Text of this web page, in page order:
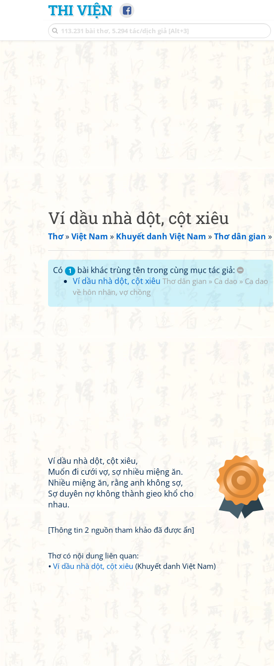
THI VIỆN
Ví dầu nhà dột, cột xiêu
Thơ»Việt Nam » Khuyết danh Việt Nam »Thơ dân gian »
Có 1
bài khác trùng tên trong cùng mục tác giả:
Ví dầu nhà dột, cột xiêu Thơ dân gian » Ca dao » Ca dao
về hôn nhân, vợ chồng
Ví dầu nhà dột, cột xiêu,
Muốn đi cưới vợ, sợ nhiều miệng ăn.
Nhiều miệng ăn, rằng anh không sợ,
Sợ duyên nợ không thành gieo khổ cho
nhau.
[Thông tin 2 nguồn tham khảo đã được ẩn]
Thơ có nội dung liên quan:
Ví dầu nhà dột, cột xiêu (Khuyết danh Việt Nam)